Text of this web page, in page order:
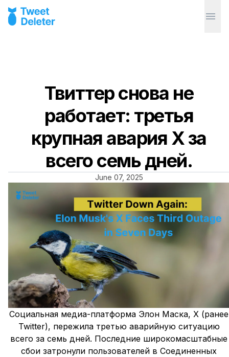
Твиттер снова не
работает: третья
крупная авария X за
всего семь дней.
June 07, 2025
Социальная медиа-платформа Элон Маска, X (ранее
Twitter), пережила третью аварийную ситуацию
всего за семь дней. Последние широкомасштабные
сбои затронули пользователей в Соединенных